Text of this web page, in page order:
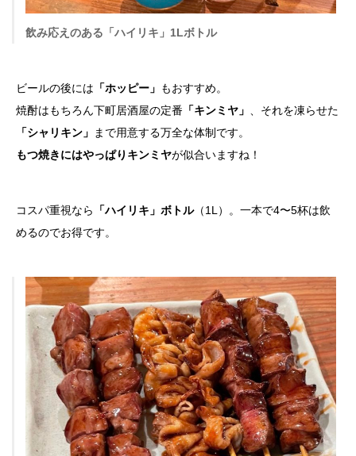
飲み応えのある「ハイリキ」1Lボトル
ビールの後には 「ホッピー」 もおすすめ。
焼酎はもちろん下町居酒屋の定番 「キンミヤ」
、それを凍らせた
「シャリキン」
まで用意する万全な体制です。
もつ焼きにはやっぱりキンミヤが似合いますね！
コスパ重視なら 「ハイリキ」ボトル（1L）。一本で4〜5杯は飲
めるのでお得です。